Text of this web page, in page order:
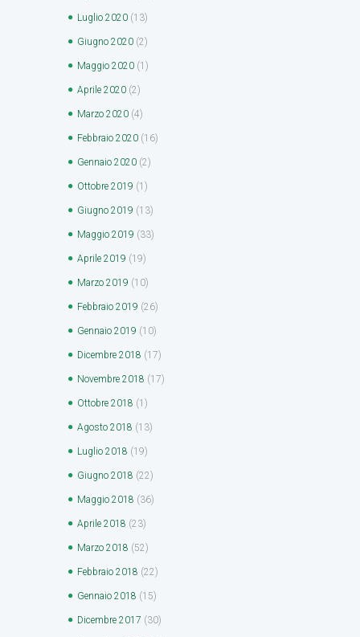
Luglio 2020 (13)
Giugno 2020 (2)
Maggio 2020 (1)
Aprile 2020 (2)
Marzo 2020 (4)
Febbraio 2020 (16)
Gennaio 2020 (2)
Ottobre 2019 (1)
Giugno 2019 (13)
Maggio 2019 (33)
Aprile 2019 (19)
Marzo 2019 (10)
Febbraio 2019 (26)
Gennaio 2019 (10)
Dicembre 2018 (17)
Novembre 2018 (17)
Ottobre 2018 (1)
Agosto 2018 (13)
Luglio 2018 (19)
Giugno 2018 (22)
Maggio 2018 (36)
Aprile 2018 (23)
Marzo 2018 (52)
Febbraio 2018 (22)
Gennaio 2018 (15)
Dicembre 2017 (30)